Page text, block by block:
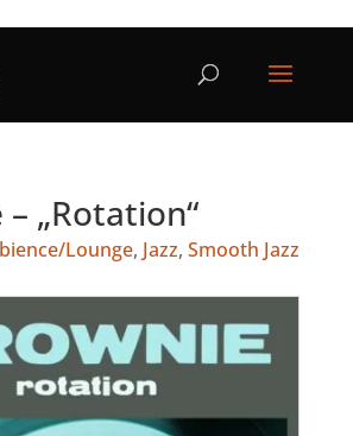
„Rotation“
Lounge, Jazz, Smooth Jazz